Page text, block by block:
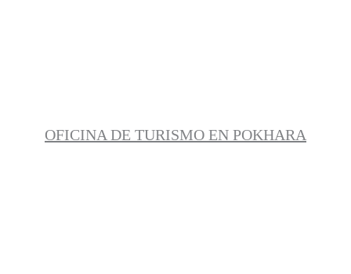
OFICINA DE TURISMO EN POKHARA